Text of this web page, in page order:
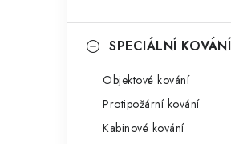
SPECIÁLNÍ KOVÁNÍ
Objektové kování
Protipožární kování
Kabinové kování